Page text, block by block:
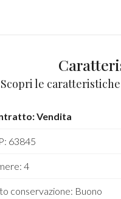
Scopri le
Vendita
63845
4
conservazione: Buono